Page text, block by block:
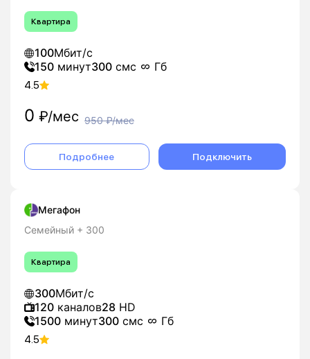
Квартира
100Мбит/с
150 минут300 смс Гб
4.5
0 ₽/мес 950₽/мес
Подробнее Подключить
Мегафон
Семейный + 300
Квартира
300Мбит/с
120 каналов28 HD
1500 минут300 смс Гб
4.5